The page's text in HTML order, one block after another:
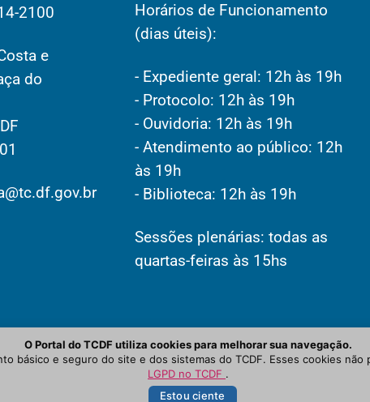
2100
e
do
Horários de Funcionamento
(dias úteis):
- Expediente geral: 12h às 19h
- Protocolo: 12h às 19h
- Ouvidoria: 12h às 19h
- Atendimento ao público: 12h
às 19h
- Biblioteca: 12h às 19h
Sessões plenárias: todas as
quartas-feiras às 15hs
O Portal do TCDF utiliza cookies para melhorar sua navegação.
básico e seguro do site e dos sistemas do TCDF. Esses cookies
LGPD no TCDF .
Estou ciente